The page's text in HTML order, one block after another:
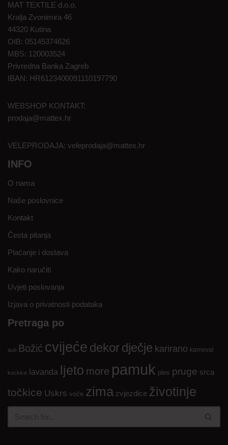
MAT TEXTILE d.o.o.
Kralja Zvonimira 46
44320 Kutina
OIB: 05145374626
MBS: 120003524
Privredna Banka Zagreb
IBAN: HR6123400091110197790
WEBSHOP KONTAKT:
prodaja@mattex.hr
VELEPRODAJA: veleprodaja@mattex.hr
INFO
O nama
Naše poslovnice
Kontakt
Česta pitanja
Plaćanje i dostava
Kako naručiti
Uvjeti poslovanja
Izjava o privatnosti podataka
Pretraga po
auti Božić cvijeće dekordječje karirano karneval
kockice lavanda ljeto more pamuk ples pruge srca
točkice Uskrs voće zima zvjezdice životinje